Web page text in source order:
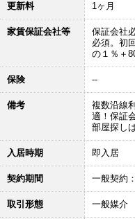
更新料 1ヶ月
家賃保証会社等
保証会社
必須。初
の１％＋
保険 --
備考
複数沿線
適！保証
部屋探し
入居時期 即入居
契約期間 一般契約
取引形態 一般媒介